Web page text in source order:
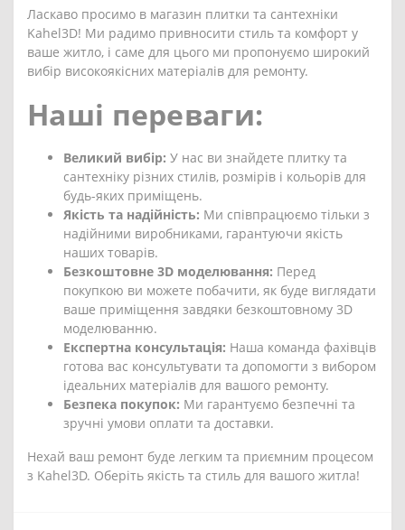
Ласкаво просимо в магазин плитки та сантехніки
Kahel3D! Ми радимо привносити стиль та комфорт у
ваше житло, і саме для цього ми пропонуємо широкий
вибір високоякісних матеріалів для ремонту.
Наші переваги:
Великий вибір: У нас ви знайдете плитку та
сантехніку різних стилів, розмірів і кольорів для
будь-яких приміщень.
Якість та надійність: Ми співпрацюємо тільки з
надійними виробниками, гарантуючи якість
наших товарів.
Безкоштовне 3D моделювання: Перед
покупкою ви можете побачити, як буде виглядати
ваше приміщення завдяки безкоштовному 3D
моделюванню.
Експертна консультація: Наша команда фахівців
готова вас консультувати та допомогти з вибором
ідеальних матеріалів для вашого ремонту.
Безпека покупок: Ми гарантуємо безпечні та
зручні умови оплати та доставки.
Нехай ваш ремонт буде легким та приємним процесом
з Kahel3D. Оберіть якість та стиль для вашого житла!